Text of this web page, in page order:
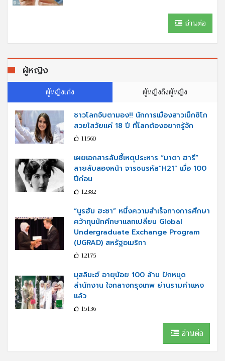
อ่านต่อ
ผู้หญิง
ผู้หญิงเก่ง ผู้หญิงถึงผู้หญิง
ชาวโลกจับตามอง!! นักการเมืองสาวเม็กซิโก
สวยใสวัยแค่ 18 ปี ที่โลกต้องอยากรู้จัก
11560
เผยเอกสารลับชี้เหตุประหาร “มาตา ฮารี”
สายลับสองหน้า จารชนรหัส“H21” เมื่อ 100
ปีก่อน
12382
“นูรฮัม ฮะซา” หนึ่งความสำเร็จทางการศึกษา
คว้าทุนนักศึกษาแลกเปลี่ยน Global
Undergraduate Exchange Program
(UGRAD) สหรัฐอเมริกา
12175
มุสลิมะฮ์ อายุน้อย 100 ล้าน ปักหมุด
สำนักงาน ใจกลางกรุงเทพ ย่านรามคำแหง
แล้ว
15136
อ่านต่อ